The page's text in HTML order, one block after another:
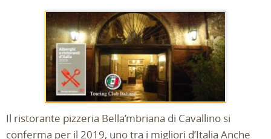
Il ristorante pizzeria Bella’mbriana di Cavallino si
conferma per il 2019, uno tra i migliori d’Italia Anche